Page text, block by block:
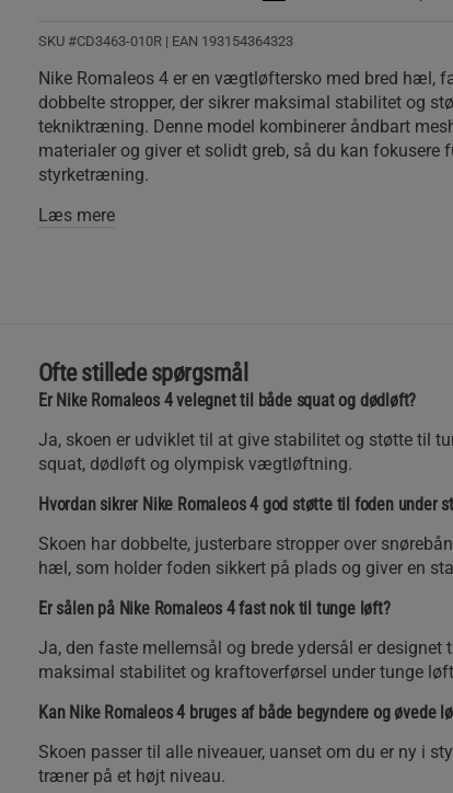
SKU #CD3463-010R | EAN 193154364323
Nike Romaleos 4 er en vægtløftersko med bred hæl,
dobbelte stropper, der sikrer maksimal stabilitet og
tekniktræning. Denne model kombinerer åndbart
materialer og giver et solidt greb, så du kan fokusere
styrketræning.
Læs mere
Ofte stillede spørgsmål
Er Nike Romaleos 4 velegnet til både squat og dødløft?
Ja, skoen er udviklet til at give stabilitet og støtte til
squat, dødløft og olympisk vægtløftning.
Hvordan sikrer Nike Romaleos 4 god støtte til foden under
Skoen har dobbelte, justerbare stropper over
hæl, som holder foden sikkert på plads og giver en
Er sålen på Nike Romaleos 4 fast nok til tunge løft?
Ja, den faste mellemsål og brede ydersål er designet
maksimal stabilitet og kraftoverførsel under tunge
Kan Nike Romaleos 4 bruges af både begyndere og øvede
Skoen passer til alle niveauer, uanset om du er ny i
træner på et højt niveau.